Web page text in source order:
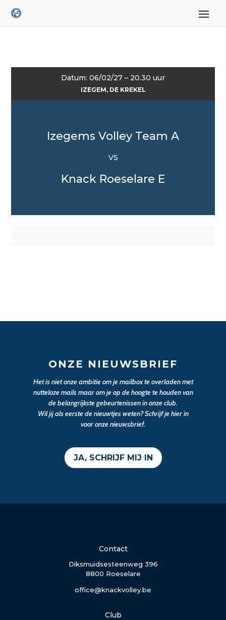
Datum: 06/02/27 – 20.30 uur
IZEGEM, DE KREKEL
Izegems Volley Team A
VS
Knack Roeselare E
ONZE NIEUWSBRIEF
Het is niet onze ambitie om je mailbox te overladen met
nutteloze mails maar om je op de hoogte te houden van
de belangrijkste gebeurtenissen in onze club.
Wil jij als eerste de nieuwtjes weten? Schrijf je hier in
voor onze nieuwsbrief.
JA, SCHRIJF MIJ IN
Contact
Diksmuidsesteenweg 396
8800 Roeselare
office@knackvolley.be
Club